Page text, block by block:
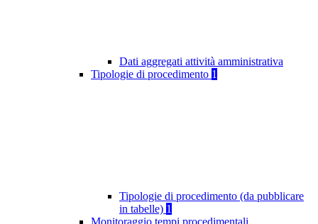
Dati aggregati attività amministrativa
Tipologie di procedimento 1
Tipologie di procedimento (da pubblicare
in tabelle) 1